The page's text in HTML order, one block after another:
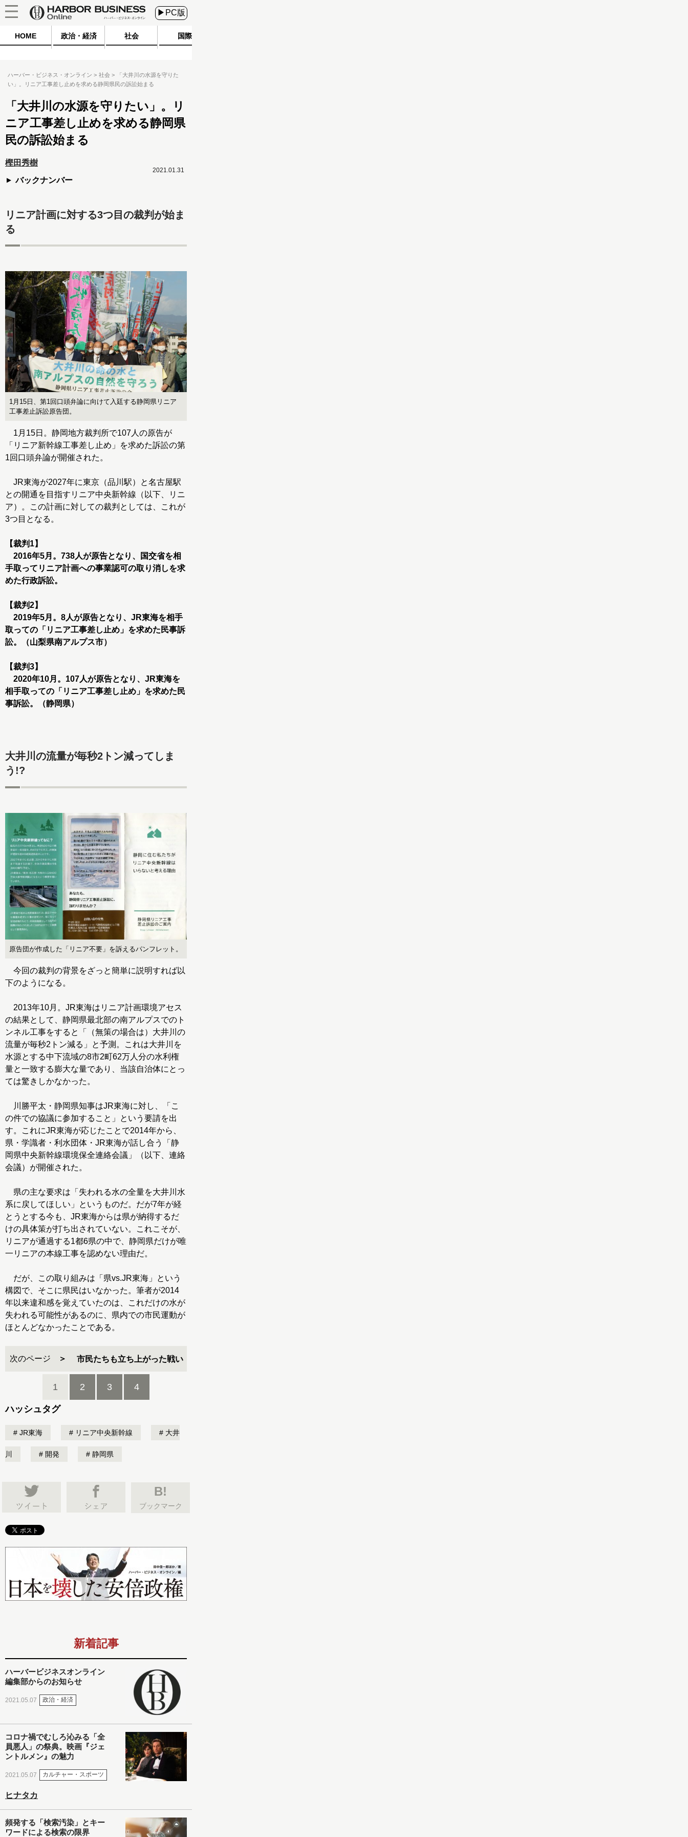
▶PC版
HOME 政治・経済 社会 国際
ハーバー・ビジネス・オンライン 社会
「大井川の水源を守りた
い」。リニア工事差し止めを求める静岡県民の訴訟始まる
「大井川の水源を守りたい」。リ
ニア工事差し止めを求める静岡県
民の訴訟始まる
樫田秀樹
バックナンバー
2021.01.31
リニア計画に対する3つ目の裁判が始ま
る
1月15日、第1回口頭弁論に向けて入廷する静岡県リニア
工事差止訴訟原告団。
1月15日。静岡地方裁判所で107人の原告が
「リニア新幹線工事差し止め」を求めた訴訟の第
1回口頭弁論が開催された。
JR東海が2027年に東京（品川駅）と名古屋駅
との開通を目指すリニア中央新幹線（以下、リニ
ア）。この計画に対しての裁判としては、これが
3つ目となる。
【裁判1】
2016年5月。738人が原告となり、国交省を相
手取ってリニア計画への事業認可の取り消しを求
めた行政訴訟。
【裁判2】
2019年5月。8人が原告となり、JR東海を相手
取っての「リニア工事差し止め」を求めた民事訴
訟。（山梨県南アルプス市）
【裁判3】
2020年10月。107人が原告となり、JR東海を
相手取っての「リニア工事差し止め」を求めた民
事訴訟。（静岡県）
大井川の流量が毎秒2トン減ってしま
う!?
原告団が作成した「リニア不要」を訴えるパンフレット。
今回の裁判の背景をざっと簡単に説明すれば以
下のようになる。
2013年10月。JR東海はリニア計画環境アセス
の結果として、静岡県最北部の南アルプスでのト
ンネル工事をすると「（無策の場合は）大井川の
流量が毎秒2トン減る」と予測。これは大井川を
水源とする中下流域の8市2町62万人分の水利権
量と一致する膨大な量であり、当該自治体にとっ
ては驚きしかなかった。
川勝平太・静岡県知事はJR東海に対し、「こ
の件での協議に参加すること」という要請を出
す。これにJR東海が応じたことで2014年から、
県・学識者・利水団体・JR東海が話し合う「静
岡県中央新幹線環境保全連絡会議」（以下、連絡
会議）が開催された。
県の主な要求は「失われる水の全量を大井川水
系に戻してほしい」というものだ。だが7年が経
とうとする今も、JR東海からは県が納得するだ
けの具体策が打ち出されていない。これこそが、
リニアが通過する1都6県の中で、静岡県だけが唯
一リニアの本線工事を認めない理由だ。
だが、この取り組みは「県vs.JR東海」という
構図で、そこに県民はいなかった。筆者が2014
年以来違和感を覚えていたのは、これだけの水が
失われる可能性があるのに、県内での市民運動が
ほとんどなかったことである。
次のページ 市民たちも立ち上がった戦い
1 2 3 4
ハッシュタグ
JR東海 リニア中央新幹線 大井
川 開発 静岡県
B!
ブックマーク
新着記事
ハーバービジネスオンライン
編集部からのお知らせ
2021.05.07 政治・経済
コロナ禍でむしろ沁みる「全
員悪人」の祭典。映画『ジェ
ントルメン』の魅力
2021.05.07 カルチャー・スポーツ
ヒナタカ
頻発する「検索汚染」とキー
ワードによる検索の限界